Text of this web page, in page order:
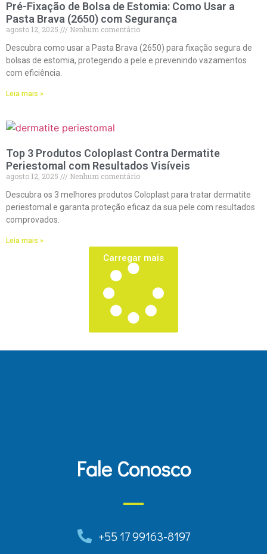
Pré-Fixação de Bolsa de Estomia: Como Usar a
Pasta Brava (2650) com Segurança
agosto 12, 2025
Nenhum comentário
Descubra como usar a Pasta Brava (2650) para fixação segura de
bolsas de estomia, protegendo a pele e prevenindo vazamentos
com eficiência.
Leia mais »
Top 3 Produtos Coloplast Contra Dermatite
Periestomal com Resultados Visíveis
agosto 12, 2025
Nenhum comentário
Descubra os 3 melhores produtos Coloplast para tratar dermatite
periestomal e garanta proteção eficaz da sua pele com resultados
comprovados.
Leia mais »
Carregar mais
Fale Conosco
+55 17 99163-8197